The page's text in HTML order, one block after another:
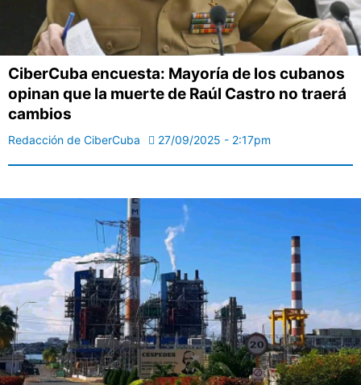
CiberCuba encuesta: Mayoría de los cubanos
opinan que la muerte de Raúl Castro no traerá
cambios
Redacción de CiberCuba 27/09/2025 - 2:17pm